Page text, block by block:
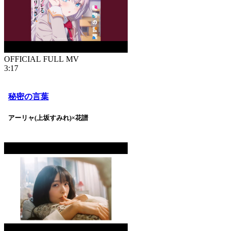
OFFICIAL FULL MV
3:17
秘密の言葉
アーリャ(上坂すみれ)×花譜